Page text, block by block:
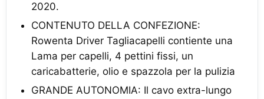
2020.
CONTENUTO DELLA CONFEZIONE:
Rowenta Driver Tagliacapelli contiente una
Lama per capelli, 4 pettini fissi, un
caricabatterie, olio e spazzola per la pulizia
GRANDE AUTONOMIA: Il cavo extra-lungo